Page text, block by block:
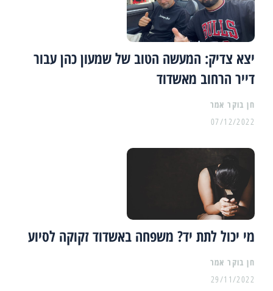
יצא צדיק: המעשה הטוב של שמעון כהן עבור
דייר הרחוב מאשדוד
07/12/2022
מי יכול לתת יד? משפחה באשדוד זקוקה לסיוע
29/11/2022